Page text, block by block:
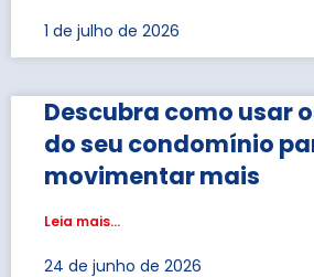
1 de julho de 2026
Descubra como usar
do seu condomínio
movimentar mais
Leia mais...
24 de junho de 2026